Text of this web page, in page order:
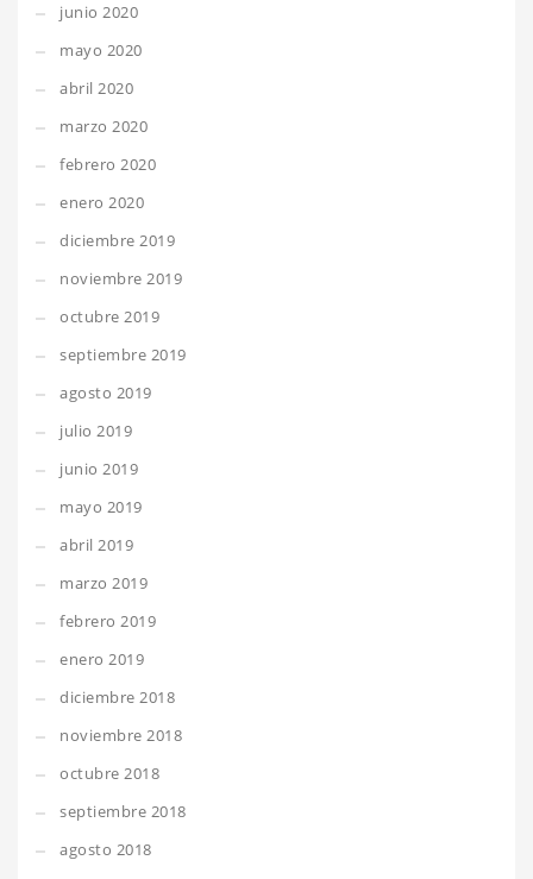
junio 2020
mayo 2020
abril 2020
marzo 2020
febrero 2020
enero 2020
diciembre 2019
noviembre 2019
octubre 2019
septiembre 2019
agosto 2019
julio 2019
junio 2019
mayo 2019
abril 2019
marzo 2019
febrero 2019
enero 2019
diciembre 2018
noviembre 2018
octubre 2018
septiembre 2018
agosto 2018